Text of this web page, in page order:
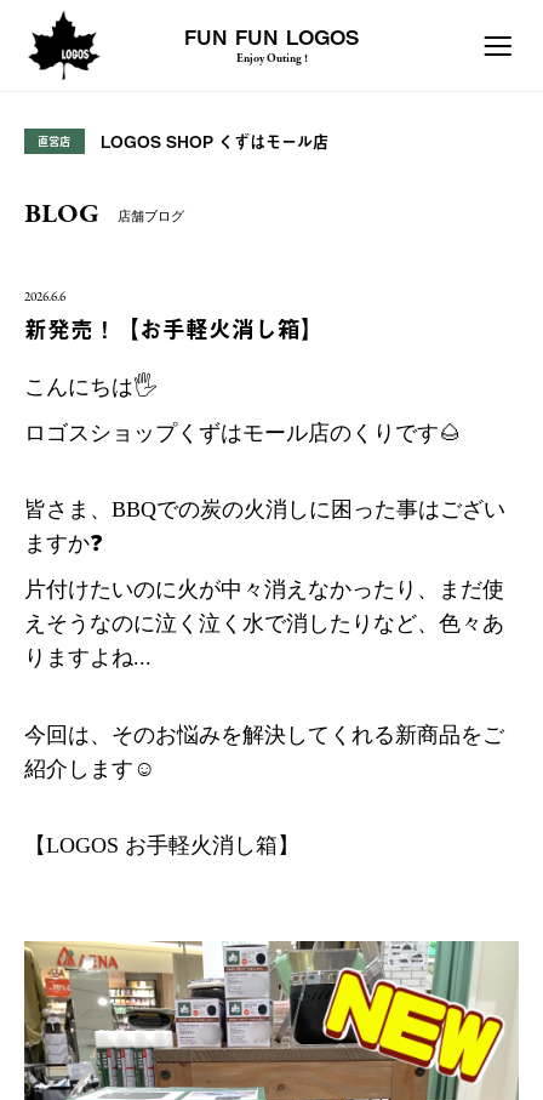
FUN FUN LOGOS
Enjoy Outing !
直営店 LOGOS SHOP くずはモール店
BLOG 店舗ブログ
2026.6.6
新発売！【お手軽火消し箱】
こんにちは🖐️
ロゴスショップくずはモール店のくりです🌰
皆さま、BBQでの炭の火消しに困った事はござい
ますか❓
片付けたいのに火が中々消えなかったり、まだ使
えそうなのに泣く泣く水で消したりなど、色々あ
りますよね...
今回は、そのお悩みを解決してくれる新商品をご
紹介します☺️
【LOGOS お手軽火消し箱】